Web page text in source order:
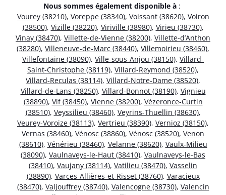
Nous sommes également disponible à :
Vourey (38210), Voreppe (38340), Voissant (38620), Voiron
(38500), Vizille (38220), Viriville (38980), Virieu (38730),
Vinay (38470), Villette-de-Vienne (38200), Villette-d’Anthon
(38280), Villeneuve-de-Marc (38440), Villemoirieu (38460),
Villefontaine (38090), Ville-sous-Anjou (38150), Villard-
Saint-Christophe (38119), Villard-Reymond (38520),
Villard-Reculas (38114), Villard-Notre-Dame (38520),
Villard-de-Lans (38250), Villard-Bonnot (38190), Vignieu
(38890), Vif (38450), Vienne (38200), Vézeronce-Curtin
(38510), Veyssilieu (38460), Veyrins-Thuellin (38630),
Veurey-Voroize (38113), Vertrieu (38390), Vernioz (38150),
Vernas (38460), Vénosc (38860), Vénosc (38520), Venon
(38610), Vénérieu (38460), Velanne (38620), Vaulx-Milieu
(38090), Vaulnaveys-le-Haut (38410), Vaulnaveys-le-Bas
(38410), Vaujany (38114), Vatilieu (38470), Vasselin
(38890), Varces-Allières-et-Risset (38760), Varacieux
(38470), Valjouffrey (38740), Valencogne (38730), Valencin